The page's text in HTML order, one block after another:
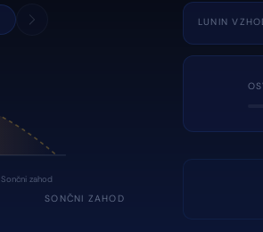
Sončni zahod
SONČNI ZAHOD
LUNIN